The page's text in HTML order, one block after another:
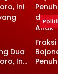
Dua
Ini
Fraksi